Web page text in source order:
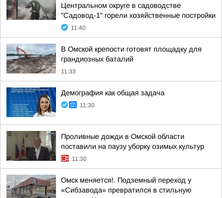
Центральном округе в садоводстве
"Садовод-1" горели хозяйственные постройки
11:40
В Омской крепости готовят площадку для
грандиозных баталий
11:33
Демография как общая задача
11:30
Проливные дожди в Омской области
поставили на паузу уборку озимых культур
11:30
Омск меняется!. Подземный переход у
«Сибзавода» превратился в стильную